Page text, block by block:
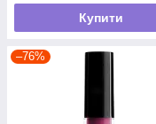
Купити
–76%